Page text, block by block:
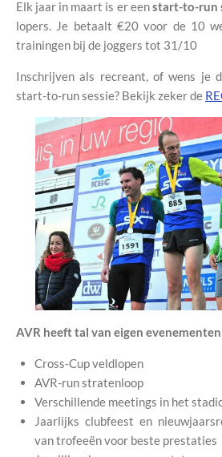
Elk jaar in maart is er eenstart-to-run
lopers. Je betaalt €20 voor de 10
trainingen bij de joggers tot 31/10
Inschrijven als recreant, of wens je
start-to-run sessie? Bekijk zeker de
AVR heeft tal van eigen
Cross-Cup veldlopen
AVR-run stratenloop
Verschillende meetings in het
Jaarlijks clubfeest en
van trofeeën voor beste prestaties